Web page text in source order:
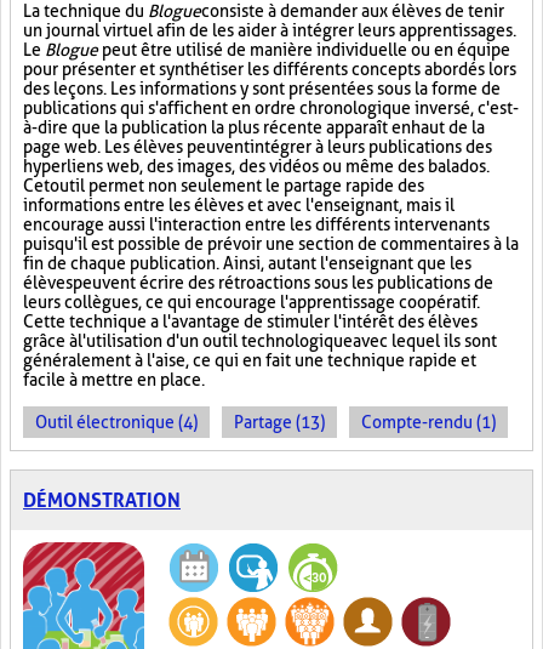
La technique du Blogueconsiste à demander aux élèves de tenir
un journal virtuel afin de les aider à intégrer leurs apprentissages.
Le Bloguepeut être utilisé de manière individuelle ou en équipe
pour présenter et synthétiser les différents concepts abordés lors
des leçons. Les informations y sont présentées sous la forme de
publications qui s'affichent en ordre chronologique inversé, c'est-
à-dire que la publication la plus récente apparaît en haut de la
page web. Les élèves peuvent intégrer à leurs publications des
hyperliens web, des images, des vidéos ou même des balados.
Cet outil permet non seulement le partage rapide des
informations entre les élèves et avec l'enseignant, mais il
encourage aussi l'interaction entre les différents intervenants
puisqu'il est possible de prévoir une section de commentaires à la
fin de chaque publication. Ainsi, autant l'enseignant que les
élèves peuvent écrire des rétroactions sous les publications de
leurs collègues, ce qui encourage l'apprentissage coopératif.
Cette technique a l'avantage de stimuler l'intérêt des élèves
grâce à l'utilisation d'un outil technologique avec lequel ils sont
généralement à l'aise, ce qui en fait une technique rapide et
facile à mettre en place.
Outil électronique (4) Partage (13) Compte-rendu (1)
DÉMONSTRATION